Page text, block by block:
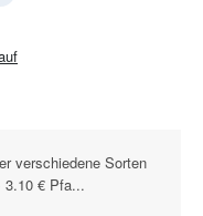
verschiedene Sorten
3.10 € Pfa...